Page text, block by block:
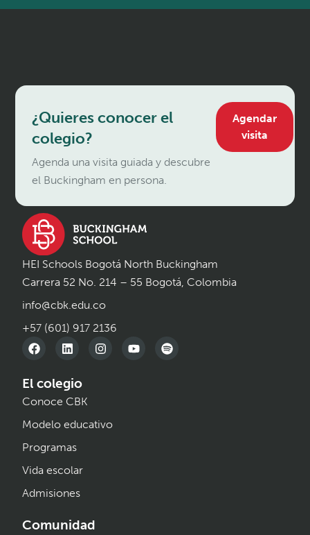
¿Quieres conocer el
colegio?
Agenda una visita guiada y descubre
el Buckingham en persona.
Agendar
visita
HEI Schools Bogotá North Buckingham
Carrera 52 No. 214 – 55 Bogotá, Colombia
info@cbk.edu.co
+57 (601) 917 2136
El colegio
Conoce CBK
Modelo educativo
Programas
Vida escolar
Admisiones
Comunidad